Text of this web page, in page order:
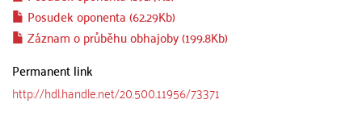
Posudek oponenta (62.29Kb)
Záznam o průběhu obhajoby (199.8Kb)
Permanent link
http://hdl.handle.net/20.500.11956/73371